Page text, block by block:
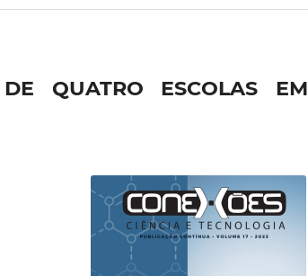
QUATRO ESCOLAS EM